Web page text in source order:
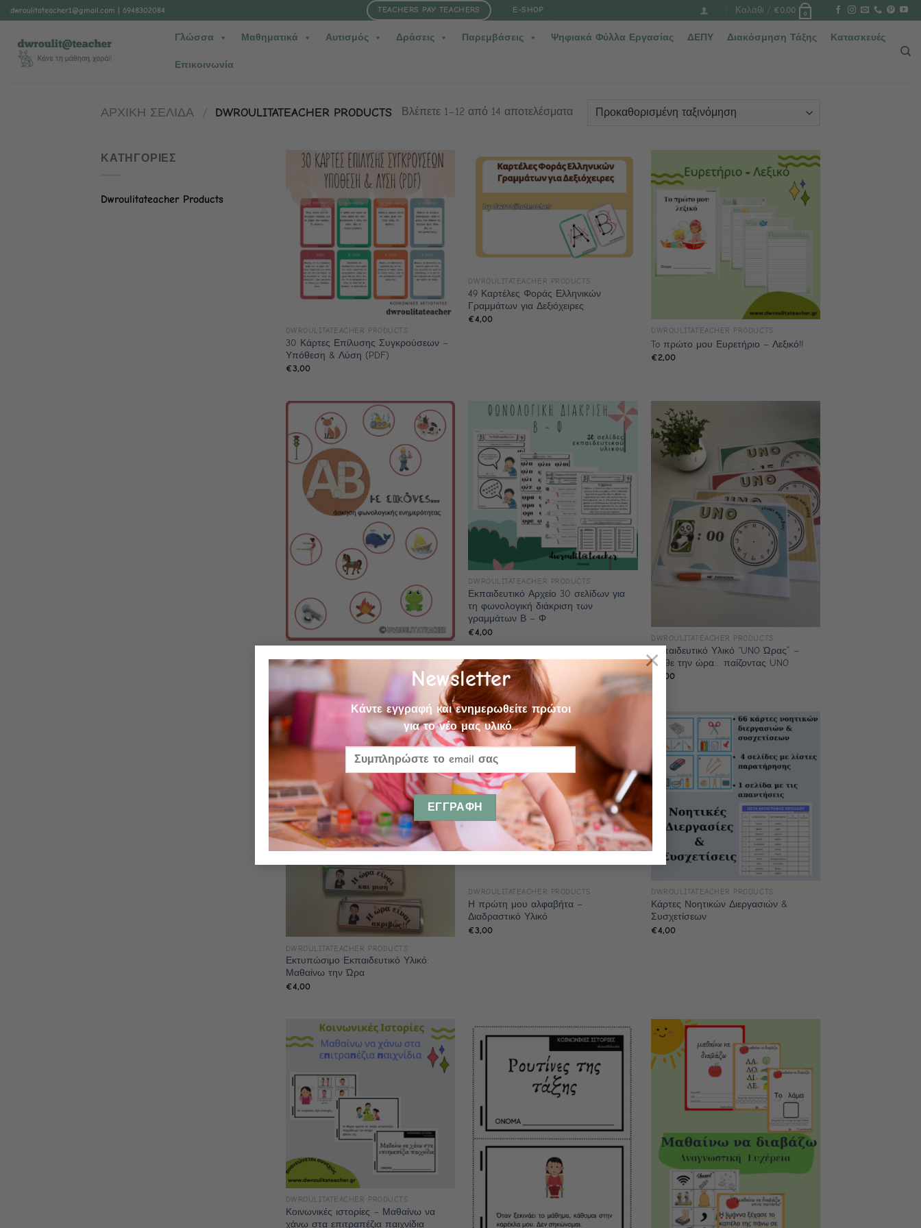
Newsletter
Κάντε εγγραφή και ενημερωθείτε πρώτοι
για το νέο μας υλικό...
×
Μετάβαση
στο
περιεχόμενο
dwroulitateacher1@gmail.com | 6948302084 TEACHERS PAY TEACHERS E-SHOP Καλάθι / €0,00 0
Γλώσσα Μαθηματικά Αυτισμός Δράσεις Παρεμβάσεις Ψηφιακά Φύλλα Εργασίας ΔΕΠΥ Διακόσμηση Τάξης Κατασκευές
Επικοινωνία
ΑΡΧΙΚΗ ΣΕΛΙΔΑ / DWROULITATEACHER PRODUCTS Βλέπετε 1–12 από 14 αποτελέσματα
ΚΑΤΗΓΟΡΙΕΣ
Dwroulitateacher Products
DWROULITATEACHER PRODUCTS
30 Κάρτες Επίλυσης Συγκρούσεων –
Υπόθεση & Λύση (PDF)
€3,00
DWROULITATEACHER PRODUCTS
49 Καρτέλες Φοράς Ελληνικών
Γραμμάτων για Δεξιόχειρες
€4,00
DWROULITATEACHER PRODUCTS
To πρώτο μου Ευρετήριο – Λεξικό!!
€2,00
ΑΒ με εικόνες
DWROULITATEACHER PRODUCTS
Εκπαιδευτικό Αρχείο 30 σελίδων για
τη φωνολογική διάκριση των
γραμμάτων Β – Φ
€4,00
DWROULITATEACHER PRODUCTS
Εκπαιδευτικό Υλικό “UNO Ώρας” –
Μάθε την ώρα… παίζοντας UNO
€
1,00
DWROULITATEACHER PRODUCTS
Εκτυπώσιμο Εκπαιδευτικό Υλικό:
Μαθαίνω την Ώρα
€4,00
DWROULITATEACHER PRODUCTS
Η πρώτη μου αλφαβήτα –
Διαδραστικό Υλικό
€3,00
DWROULITATEACHER PRODUCTS
Κάρτες Νοητικών Διεργασιών &
Συσχετίσεων
€4,00
DWROULITATEACHER PRODUCTS
Κοινωνικές ιστορίες – Μαθαίνω να
χάνω στα επιτραπέζια παιχνίδια